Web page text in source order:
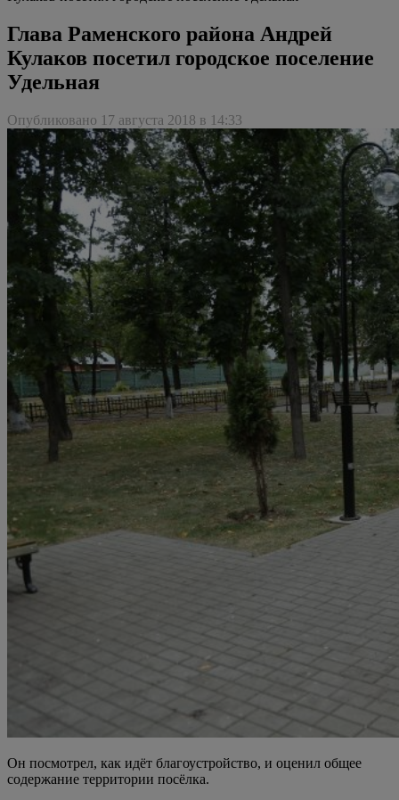
Глава Раменского района Андрей
Кулаков посетил городское поселение
Удельная
Опубликовано 17 августа 2018 в 14:33
Он посмотрел, как идёт благоустройство, и оценил общее
содержание территории посёлка.